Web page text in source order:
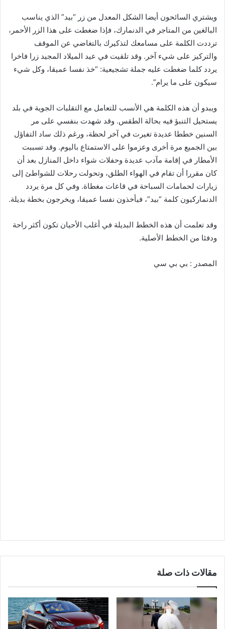
ويشتري السائحون أيضا الشكل المعدل من زر “بيد” الذي يناسب
البالغين من المتاجر في الدنمارك، فإذا ضغطت على هذا الزر الأحمر،
ترددت الكلمة على مسامعك لتذكيرك بالتغاضي عن الموقف
والتركيز على شيء آخر. وقد تلقيت في عيد الميلاد المجيد زرا فاخرا
يردد كلما ضغطت عليه جملة تشجيعية: “خذ نفسا عميقا، وكل شيء
سيكون على ما يرام”.
ويبدو أن هذه الكلمة هي الأنسب للتعامل مع التقلبات الجوية في بلد
يستحيل التنبؤ فيه بحالة الطقس. وقد شهدت بنفسي على مر
السنين خططا عديدة تغيرت في آخر لحظة، ورغم ذلك ساد التفاؤل
بين الجميع مرة أخرى وعزموا على الاستمتاع باليوم. وقد تسببت
الأمطار في إقامة مآدب عديدة وحفلات شواء داخل المنازل بعد أن
كان مقررا أن تقام في الهواء الطلق، وتحولت رحلات للشواطئ إلى
زيارات لحمامات السباحة في قاعات مغطاة. وفي كل مرة يردد
الدنماركيون كلمة “بيد”، فيأخذون نفسا عميقا، ويخرجون بخطة بديلة.
وقد تعلمت أن هذه الخطط البديلة في أغلب الأحيان تكون أكثر راحة
ودفئا من الخطط الأصلية.
المصدر : بي بي سي
مقالات ذات صلة